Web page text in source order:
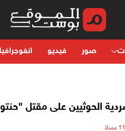
صور فيديو
الحوثيين على مقتل